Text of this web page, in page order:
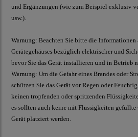
und Ergänzungen (wie zum Beispiel exklusiv
usw.).
Warnung: Beachten Sie bitte die Informationen
Gerätegehäuses bezüglich elektrischer und
bevor Sie das Gerät installieren und in Betrieb
Warnung: Um die Gefahr eines Brandes oder
schützen Sie das Gerät vor Regen oder
keinen tropfenden oder spritzenden
es sollten auch keine mit Flüssigkeiten gefüllte
Gerät platziert werden.